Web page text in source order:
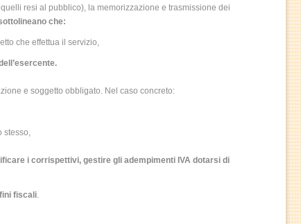
resi al pubblico), la memorizzazione e trasmissione dei
che:
che effettua il servizio,
e soggetto obbligato. Nel caso concreto:
stesso,
i corrispettivi, gestire gli adempimenti IVA dotarsi di
fiscali.